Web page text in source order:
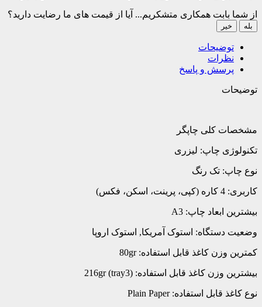
از شما بابت همکاری متشکریم... آیا از قیمت های ما رضایت دارید؟
بله خیر
توضیحات
نظرات
پرسش و پاسخ
توضیحات
مشخصات کلی چاپگر
تکنولوژی چاپ: لیزری
نوع چاپ: تک رنگ
کاربری: 4 کاره (کپی، پرینت، اسکن، فکس)
بیشترین ابعاد چاپ: A3
وضعیت دستگاه: استوک آمریکا, استوک اروپا
کمترین وزن کاغذ قابل استفاده: 80gr
بیشترین وزن کاغذ قابل استفاده: (216gr (tray3
نوع کاغذ قابل استفاده: Plain Paper